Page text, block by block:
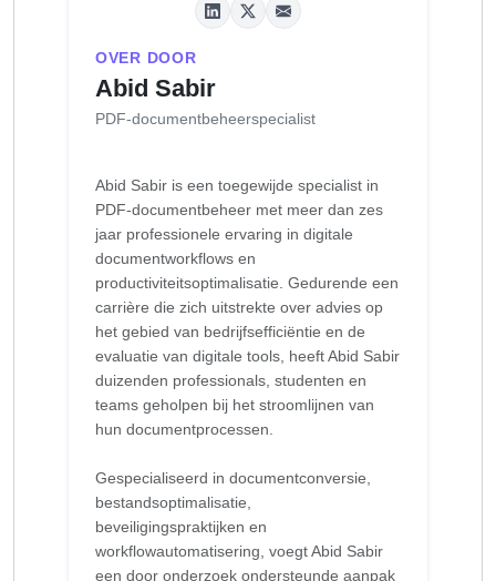
OVER DOOR
Abid Sabir
PDF-documentbeheerspecialist
Abid Sabir is een toegewijde specialist in
PDF-documentbeheer met meer dan zes
jaar professionele ervaring in digitale
documentworkflows en
productiviteitsoptimalisatie. Gedurende een
carrière die zich uitstrekte over advies op
het gebied van bedrijfsefficiëntie en de
evaluatie van digitale tools, heeft Abid Sabir
duizenden professionals, studenten en
teams geholpen bij het stroomlijnen van
hun documentprocessen.
Gespecialiseerd in documentconversie,
bestandsoptimalisatie,
beveiligingspraktijken en
workflowautomatisering, voegt Abid Sabir
een door onderzoek ondersteunde aanpak